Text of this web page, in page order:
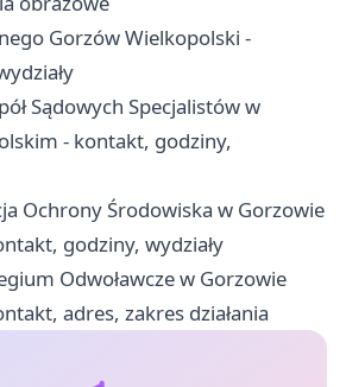
Gorzów Wielkopolski -
Sądowych Specjalistów w
- kontakt, godziny,
Ochrony Środowiska w Gorzowie
godziny, wydziały
Odwoławcze w Gorzowie
adres, zakres działania